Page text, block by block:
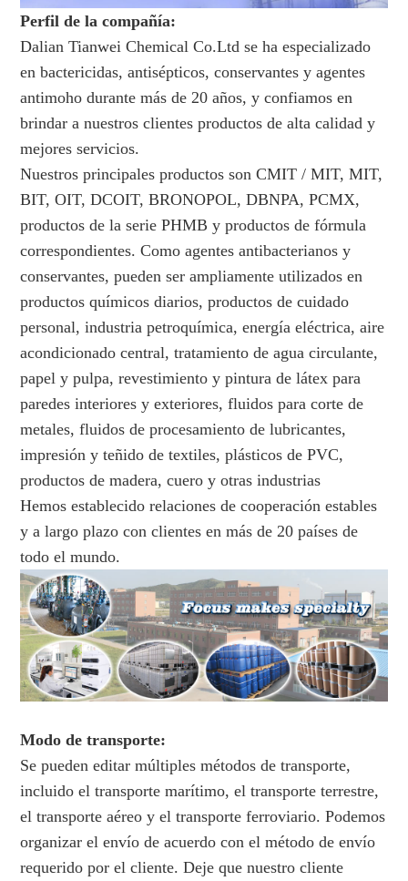
Perfil de la compañía:
Dalian Tianwei Chemical Co.Ltd se ha especializado
en bactericidas, antisépticos, conservantes y agentes
antimoho durante más de 20 años, y confiamos en
brindar a nuestros clientes productos de alta calidad y
mejores servicios.
Nuestros principales productos son CMIT / MIT, MIT,
BIT, OIT, DCOIT, BRONOPOL, DBNPA, PCMX,
productos de la serie PHMB y productos de fórmula
correspondientes. Como agentes antibacterianos y
conservantes, pueden ser ampliamente utilizados en
productos químicos diarios, productos de cuidado
personal, industria petroquímica, energía eléctrica, aire
acondicionado central, tratamiento de agua circulante,
papel y pulpa, revestimiento y pintura de látex para
paredes interiores y exteriores, fluidos para corte de
metales, fluidos de procesamiento de lubricantes,
impresión y teñido de textiles, plásticos de PVC,
productos de madera, cuero y otras industrias
Hemos establecido relaciones de cooperación estables
y a largo plazo con clientes en más de 20 países de
todo el mundo.
Modo de transporte:
Se pueden editar múltiples métodos de transporte,
incluido el transporte marítimo, el transporte terrestre,
el transporte aéreo y el transporte ferroviario. Podemos
organizar el envío de acuerdo con el método de envío
requerido por el cliente. Deje que nuestro cliente